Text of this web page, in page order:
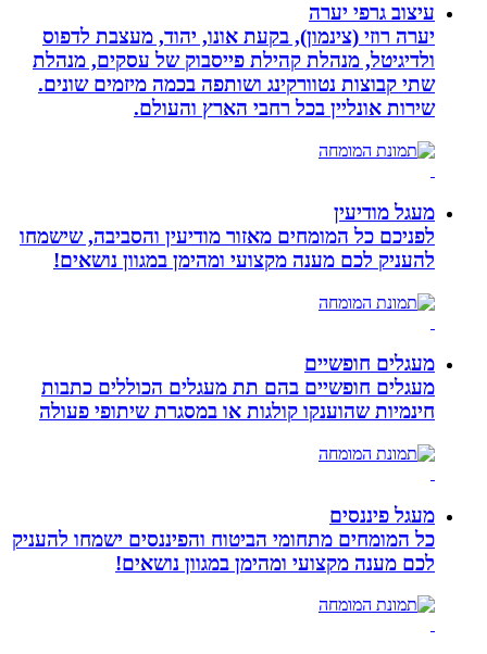
עיצוב גרפי יערה
יערה רוזי (צינמון), בקעת אונו, יהוד, מעצבת לדפוס
ולדיגיטל, מנהלת קהילת פייסבוק של עסקים, מנהלת
שתי קבוצות נטוורקינג ושותפה בכמה מיזמים שונים.
שירות אונליין בכל רחבי הארץ והעולם.
מעגל מודיעין
לפניכם כל המומחים מאזור מודיעין והסביבה, שישמחו
להעניק לכם מענה מקצועי ומהימן במגוון נושאים!
מעגלים חופשיים
מעגלים חופשיים בהם תת מעגלים הכוללים כתבות
חינמיות שהוענקו קולגות או במסגרת שיתופי פעולה
מעגל פיננסים
כל המומחים מתחומי הביטוח והפיננסים ישמחו להעניק
לכם מענה מקצועי ומהימן במגוון נושאים!